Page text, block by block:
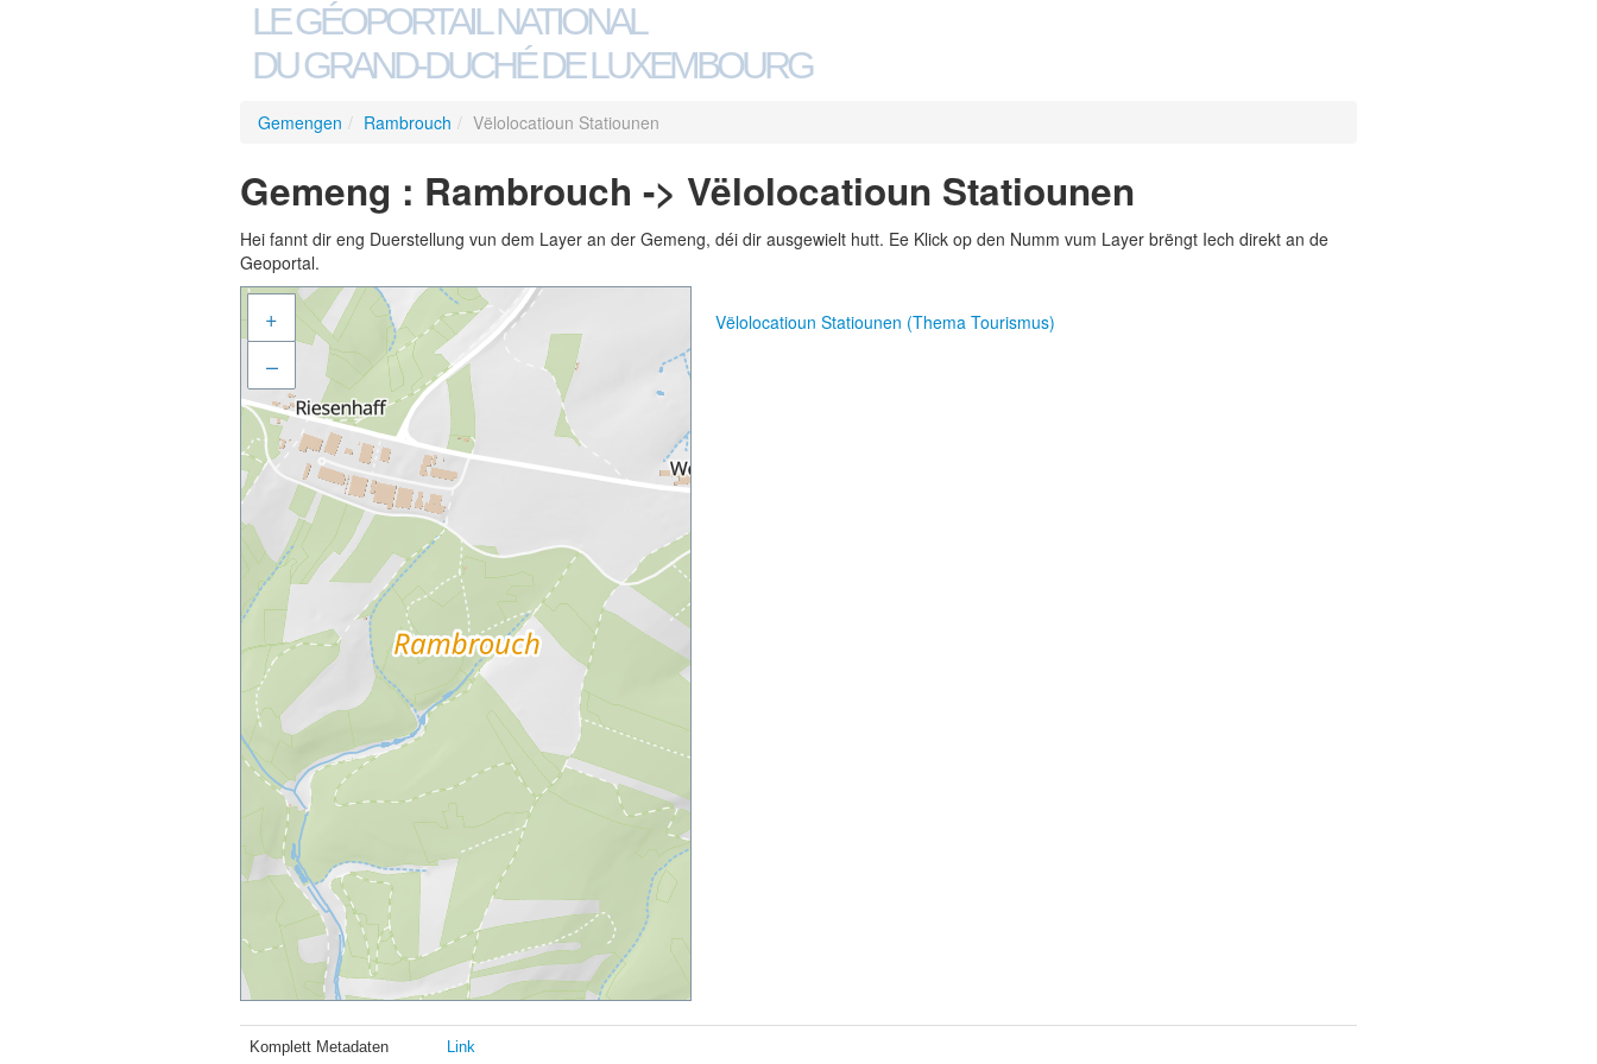
LE GÉOPORTAIL NATIONAL
DU GRAND-DUCHÉ DE LUXEMBOURG
Gemengen / Rambrouch / Vëlolocatioun Statiounen
Gemeng : Rambrouch -> Vëlolocatioun Statiounen
Hei fannt dir eng Duerstellung vun dem Layer an der Gemeng, déi dir ausgewielt hutt. Ee Klick op den Numm vum Layer brëngt Iech direkt an de
Geoportal.
+
–
Vëlolocatioun Statiounen (Thema Tourismus)
Komplett Metadaten Link